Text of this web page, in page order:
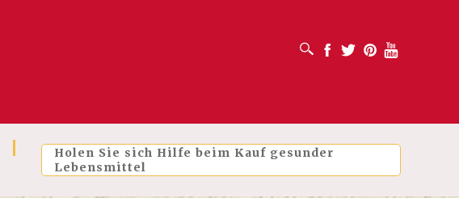
SUCHFELD ÖFFNENFacebook
Twitter PinterestYoutube
Holen Sie sich Hilfe beim Kauf gesunder
Lebensmittel